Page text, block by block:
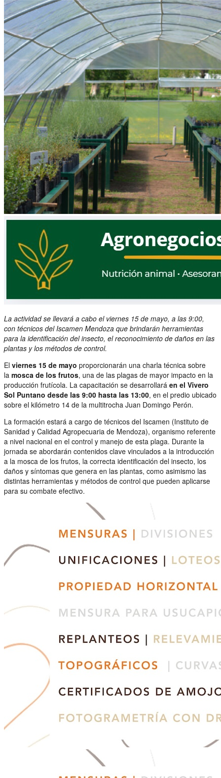
La actividad se llevará a cabo el viernes 15 de mayo, a las 9:00,
con técnicos del Iscamen Mendoza que brindarán herramientas
para la identificación del insecto, el reconocimiento de daños en las
plantas y los métodos de control.
El viernes 15 de mayo proporcionarán una charla técnica sobre
la mosca de los frutos, una de las plagas de mayor impacto en la
producción frutícola. La capacitación se desarrollará en el Vivero
Sol Puntano desde las 9:00 hasta las 13:00, en el predio ubicado
sobre el kilómetro 14 de la multitrocha Juan Domingo Perón.
La formación estará a cargo de técnicos del Iscamen (Instituto de
Sanidad y Calidad Agropecuaria de Mendoza), organismo referente
a nivel nacional en el control y manejo de esta plaga. Durante la
jornada se abordarán contenidos clave vinculados a la introducción
a la mosca de los frutos, la correcta identificación del insecto, los
daños y síntomas que genera en las plantas, como asimismo las
distintas herramientas y métodos de control que pueden aplicarse
para su combate efectivo.